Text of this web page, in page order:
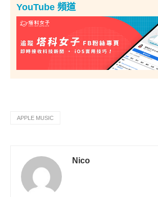
YouTube 頻道
APPLE MUSIC
Nico